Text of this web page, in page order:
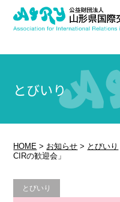
とびいり
HOME > お知らせ > とびいり
CIRの歓迎会」
とびいり